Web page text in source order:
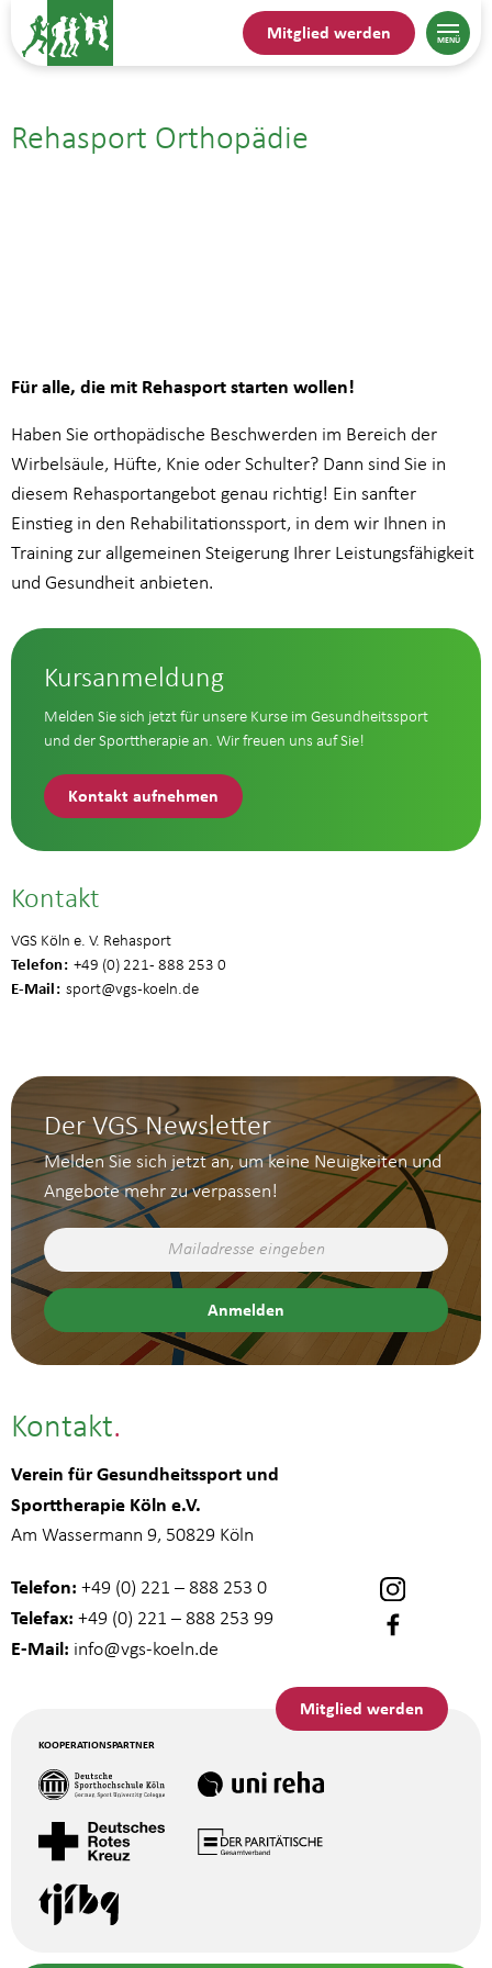
Mitglied werden
Rehasport Orthopädie
22.09.| 14:45
Für alle, die mit Rehasport starten wollen!
Haben Sie orthopädische Beschwerden im Bereich der
Wirbelsäule, Hüfte, Knie oder Schulter? Dann sind Sie in
diesem Rehasportangebot genau richtig! Ein sanfter
Einstieg in den Rehabilitationssport, in dem wir Ihnen in
Training zur allgemeinen Steigerung Ihrer Leistungsfähigkeit
und Gesundheit anbieten.
Kursanmeldung
Melden Sie sich jetzt für unsere Kurse im Gesundheitssport
und der Sporttherapie an. Wir freuen uns auf Sie!
Kontakt aufnehmen
Kontakt
VGS Köln e. V. Rehasport
Telefon +49 (0) 221 - 888 253 0
E-Mail sport@vgs-koeln.de
Der VGS Newsletter
Melden Sie sich jetzt an, um keine Neuigkeiten und
Angebote mehr zu verpassen!
Kontakt
Verein für Gesundheitssport und
Sporttherapie Köln e.V.
Am Wassermann 9, 50829 Köln
Telefon: +49 (0) 221 – 888 253 0
Telefax: +49 (0) 221 – 888 253 99
E-Mail: info@vgs-koeln.de
Mitglied werden
KOOPERATIONSPARTNER